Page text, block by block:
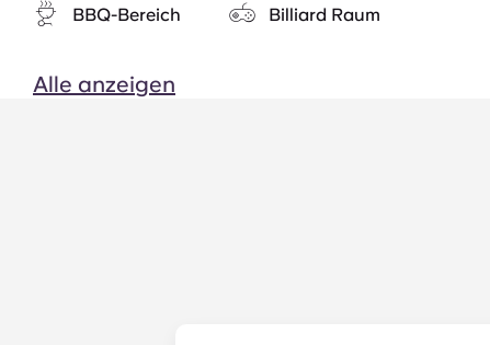
BBQ-Bereich Billiard Raum
Alle anzeigen